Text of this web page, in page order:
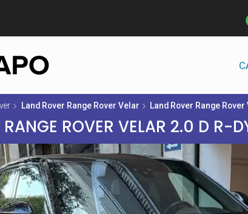
Land Rover Range Rover Velar Land Rover Range
RANGE ROVER VELAR 2.0 D R-